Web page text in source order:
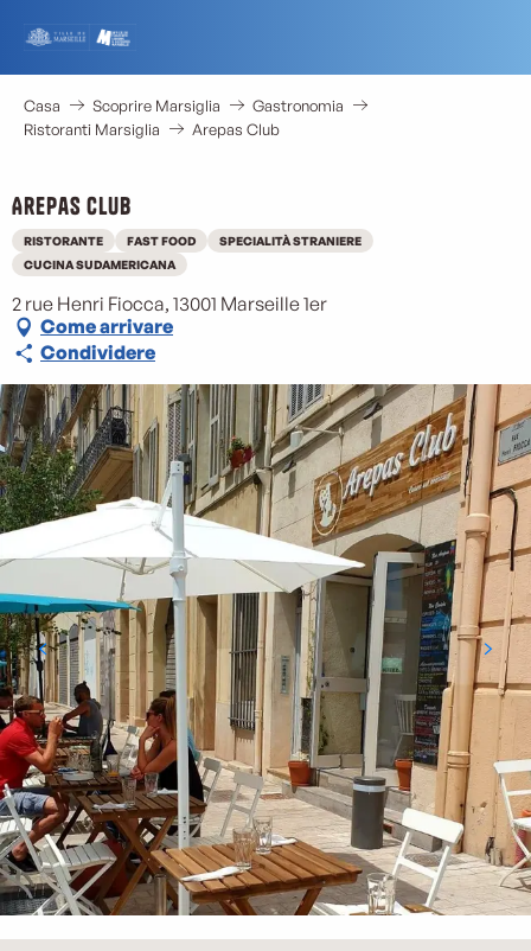
contenu
principal
Casa Scoprire Marsiglia
Gastronomia
Ristoranti Marsiglia
Arepas Club
Arepas Club
RISTORANTE FAST FOOD
SPECIALITÀ STRANIERE
CUCINA SUDAMERICANA
2 rue Henri Fiocca, 13001 Marseille 1er
Come arrivare
Condividere